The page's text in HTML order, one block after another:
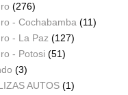
(276)
- Cochabamba (11)
- La Paz (127)
- Potosi (51)
(3)
AUTOS (1)